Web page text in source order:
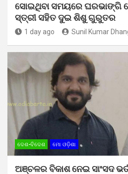
ସୋଇଥିବା ସମୟରେ ଘରଭାଙ୍ଗି
ସ୍ତ୍ରୀ ସହିତ ଦୁଇ ଶିଶୁ ଗୁରୁତର
1 day ago Sunil Kumar
ଦେଶ-ବିଦେଶ ମୋ ଓଡ଼ିଶା
ଅଞ୍ଚଳର ବିକାଶ ନେଇ ସାଂସଦ